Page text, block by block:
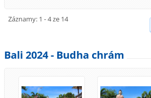
Záznamy: 1 - 4 ze 14
Bali 2024 - Budha chrám